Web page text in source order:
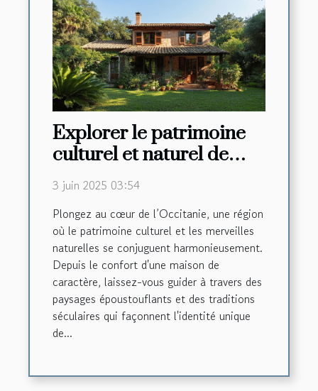
Explorer le patrimoine
culturel et naturel de
l'Occitanie depuis une
maison de caractère
3 juin 2025 03:54
Plongez au cœur de l’Occitanie, une région
où le patrimoine culturel et les merveilles
naturelles se conjuguent harmonieusement.
Depuis le confort d'une maison de
caractère, laissez-vous guider à travers des
paysages époustouflants et des traditions
séculaires qui façonnent l'identité unique
de...